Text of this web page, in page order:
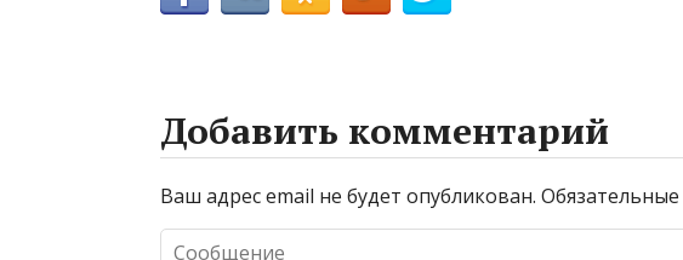
Добавить комментарий
Ваш адрес email не будет опубликован.